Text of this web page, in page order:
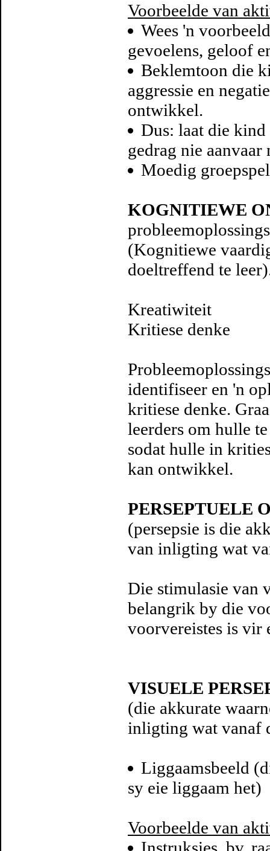
Voorbeelde van
Wees 'n
gevoelens, geloof
Beklemtoon die
aggressie en
ontwikkel.
Dus: laat die kind
gedrag nie aanvaar
Moedig
KOGNITIEWE
(Kognitiewe
doeltreffend te
Kreatiwiteit
Kritiese denke
identifiseer en 'n
kritiese denke.
leerders om hulle
sodat hulle in
kan ontwikkel.
PERSEPTUELE
(persepsie is die
van inligting wat
Die stimulasie van
belangrik by die
voorvereistes is vir
VISUELE
(die akkurate
inligting wat vanaf
Liggaamsbeeld
sy eie liggaam het)
Voorbeelde van